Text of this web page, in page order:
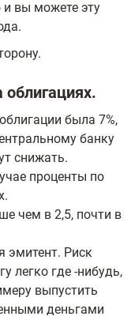
и вы можете эту
облигациях.
была 7%,
банку
снижать.
проценты по
чем в 2,5, почти в
эмитент. Риск
легко где -нибудь,
выпустить
деньгами